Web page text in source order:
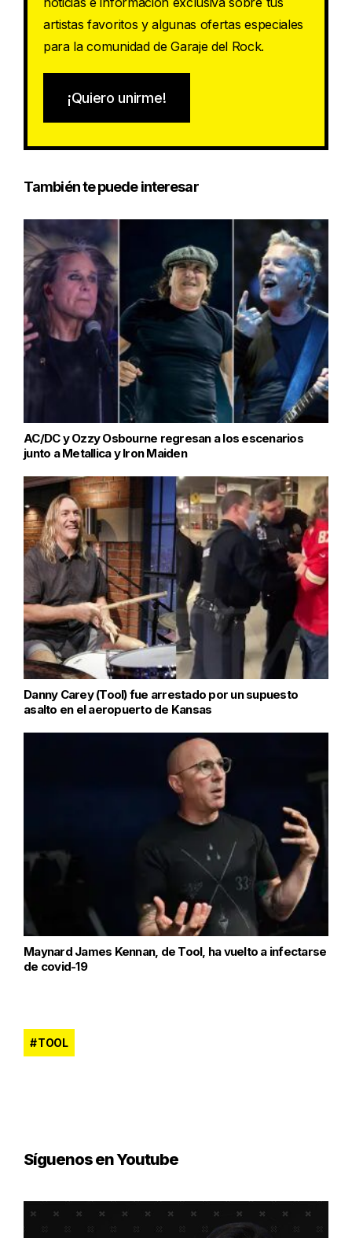
artistas favoritos y algunas ofertas especiales
para la comunidad de Garaje del Rock.
¡Quiero unirme!
También te puede interesar
AC/DC y Ozzy Osbourne regresan a los escenarios
junto a Metallica y Iron Maiden
Danny Carey (Tool) fue arrestado por un supuesto
asalto en el aeropuerto de Kansas
Maynard James Kennan, de Tool, ha vuelto a infectarse
de covid-19
TOOL
Síguenos en Youtube